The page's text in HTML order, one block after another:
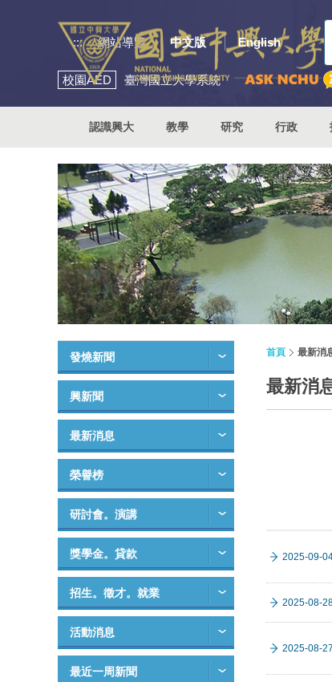
::: 網站導覽 中文版 English
校園AED 臺灣國立大學系統
認識興大 教學 研究 行政
發燒新聞
興新聞
最新消息
榮譽榜
研討會。演講
獎學金。貸款
招生。徵才。就業
活動消息
最近一周新聞
首頁 最新消
最新消
2025-09-
2025-08-
2025-08-27